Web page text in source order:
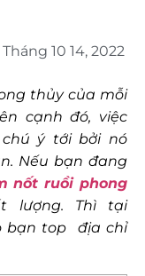
Tháng 10 14, 2022
thủy của mỗi
cạnh đó, việc
ý tới bởi nó
Nếu bạn đang
nốt ruồi phong
Thì tại
bạn top địa chỉ